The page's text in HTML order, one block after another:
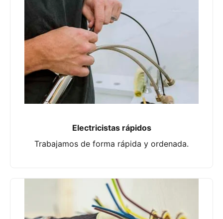
Electricistas rápidos
Trabajamos de forma rápida y ordenada.